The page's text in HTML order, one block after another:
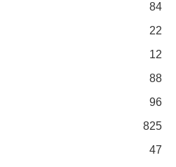
84
22
12
88
96
825
47